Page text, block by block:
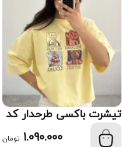
تیشرت باکسی طرحدار کد
115
1.090.000 تومان